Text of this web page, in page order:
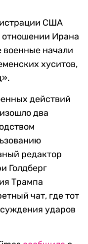
США
Ирана
военные начали
хуситов,
действий
два
редактор
Голдберг
Трампа
чат, где тот
ударов